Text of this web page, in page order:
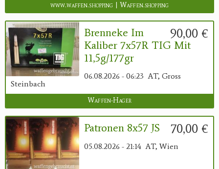
www.waffen.shopping | Waffen.shopping
90,00 €
Brenneke Im
Kaliber 7x57R TIG Mit
11,5g/177gr
06.08.2026 - 06:23 AT, Gross
Steinbach
Waffen-Hager
70,00 €
Patronen 8x57 JS
05.08.2026 - 21:14 AT, Wien